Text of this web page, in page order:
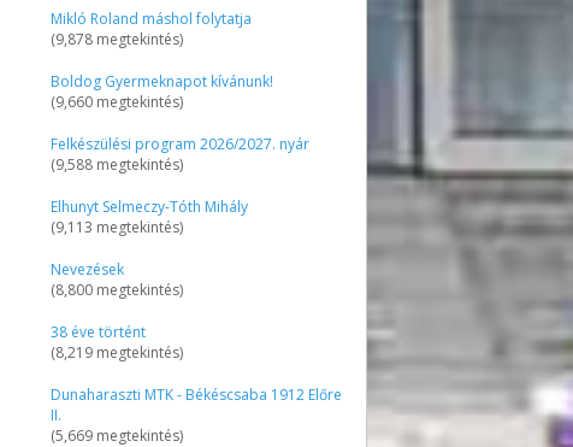
Mikló Roland máshol folytatja
(9,878 megtekintés)
Boldog Gyermeknapot kívánunk!
(9,660 megtekintés)
Felkészülési program 2026/2027. nyár
(9,588 megtekintés)
Elhunyt Selmeczy-Tóth Mihály
(9,113 megtekintés)
Nevezések
(8,800 megtekintés)
38 éve történt
(8,219 megtekintés)
Dunaharaszti MTK - Békéscsaba 1912 Előre
II.
(5,669 megtekintés)